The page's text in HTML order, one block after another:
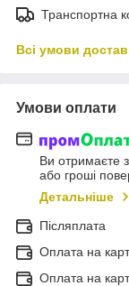
Транспортна
Всі умови
Умови оплати
Ви отримаєте
або гроші
Детальніше
Післяплата
Оплата на
Оплата на